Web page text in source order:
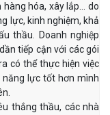
hóa, xây lắp… do
lực, kinh nghiệm, khả
thầu. Doanh nghiệp
tiếp cận với các gói
có thể thực hiện việc
năng lực tốt hơn mình
thắng thầu, các nhà